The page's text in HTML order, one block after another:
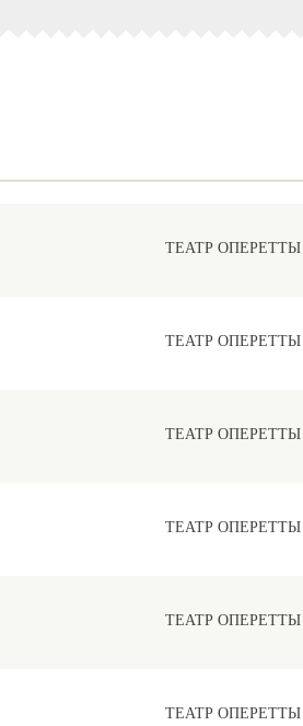
ТЕАТР ОПЕРЕТТЫ
ТЕАТР ОПЕРЕТТЫ
ТЕАТР ОПЕРЕТТЫ
ТЕАТР ОПЕРЕТТЫ
ТЕАТР ОПЕРЕТТЫ
ТЕАТР ОПЕРЕТТЫ